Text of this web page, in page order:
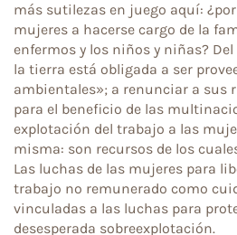
más sutilezas en juego aquí:
mujeres a hacerse cargo de la
enfermos y los niños y niñas?
la tierra está obligada a ser
ambientales»; a renunciar a sus
para el beneficio de las
explotación del trabajo a las
misma: son recursos de los
Las luchas de las mujeres para
trabajo no remunerado como
vinculadas a las luchas para
desesperada sobreexplotación.